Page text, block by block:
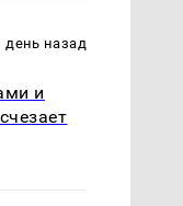
день назад
и